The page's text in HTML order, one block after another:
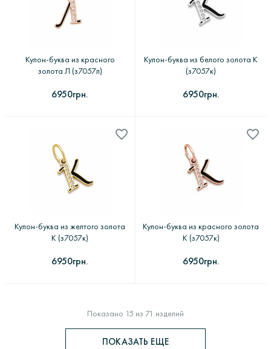
Кулон-буква из красного
золота Л (з7057л)
6950грн.
Кулон-буква из белого золота К
(з7057к)
6950грн.
Кулон-буква из желтого золота
К (з7057к)
6950грн.
Кулон-буква из красного золота
К (з7057к)
6950грн.
Показано 15 из 71 изделий
ПОКАЗАТЬ ЕЩЕ